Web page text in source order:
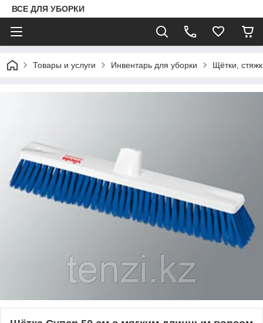
ВСЕ ДЛЯ УБОРКИ
Товары и услуги Инвентарь для уборки Щётки,